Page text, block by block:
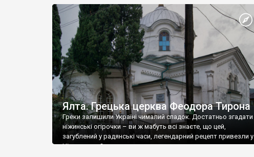
Херсонесі Володимир-язичник, став Василем-
християнином. А потім було Хрещення Русі. На честь
Херсонесу Таврійського названо місто […]
Ялта. Грецька церква Феодора Тирона
Греки залишили Україні чималий спадок. Достатньо згадати
ніжинські огірочки – ви ж мабуть всі знаєте, що цей,
загублений у радянські часи, легендарний рецепт привезли у
Ніжин греки?